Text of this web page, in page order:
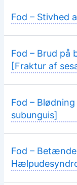
Fod – Stivhed
Fod – Brud på
[Fraktur af
Fod –
subunguis]
Fod –